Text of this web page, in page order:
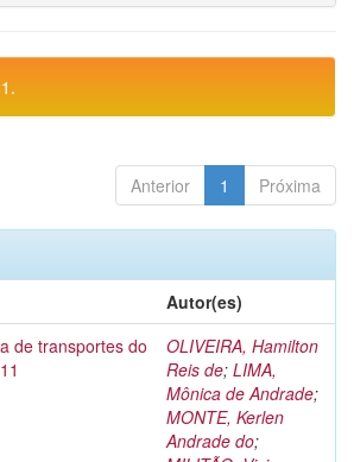
Anterior 1 Próxima
Autor(es)
de transportes do
OLIVEIRA, Hamilton
Reis de; LIMA,
Mônica de Andrade;
MONTE, Kerlen
Andrade do;